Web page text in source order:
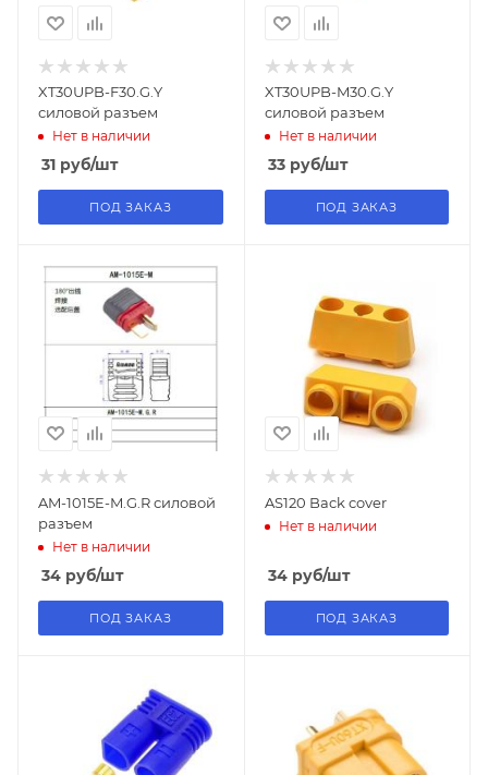
XT30UPB-F30.G.Y
силовой разъем
Нет в наличии
31 руб/шт
ПОД ЗАКАЗ
XT30UPB-M30.G.Y
силовой разъем
Нет в наличии
33руб/шт
ПОД ЗАКАЗ
AM-1015E-M.G.R силовой
разъем
Нет в наличии
34 руб/шт
ПОД ЗАКАЗ
AS120 Back cover
Нет в наличии
34руб/шт
ПОД ЗАКАЗ